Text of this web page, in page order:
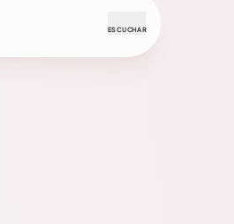
ESCUCHAR